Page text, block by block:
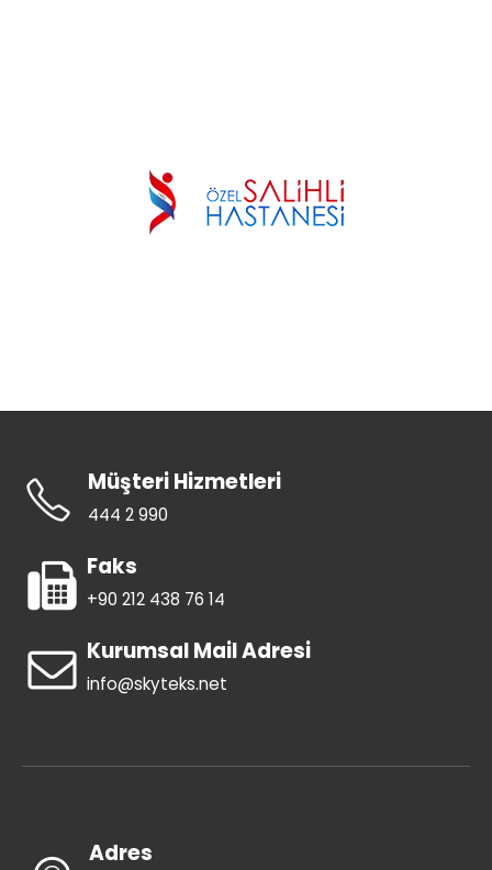
Müşteri Hizmetleri
444 2 990
Faks
+90 212 438 76 14
Kurumsal Mail Adresi
info@skyteks.net
Adres